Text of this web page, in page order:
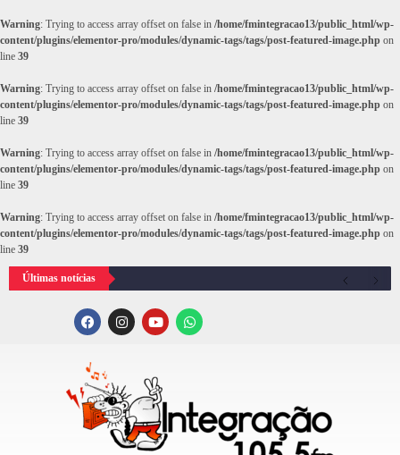
Warning: Trying to access array offset on false in /home/fmintegracao13/public_html/wp-
content/plugins/elementor-pro/modules/dynamic-tags/tags/post-featured-image.php on
line 39
Warning: Trying to access array offset on false in /home/fmintegracao13/public_html/wp-
content/plugins/elementor-pro/modules/dynamic-tags/tags/post-featured-image.php on
line 39
Warning: Trying to access array offset on false in /home/fmintegracao13/public_html/wp-
content/plugins/elementor-pro/modules/dynamic-tags/tags/post-featured-image.php on
line 39
Warning: Trying to access array offset on false in /home/fmintegracao13/public_html/wp-
content/plugins/elementor-pro/modules/dynamic-tags/tags/post-featured-image.php on
line 39
Últimas notícias